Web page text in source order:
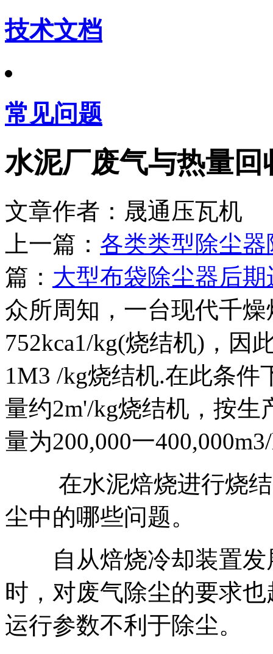
技术文档
常见问题
水泥厂废气与热量回
文章作者：晟通压瓦
上一篇： 各类类型除尘
篇： 大型布袋除尘器后
众所周知，一台现代千
752kca1/kg(烧结机)，因
1M3 /kg烧结机.在此条
量约2m'/kg烧结机，按
量为200,000一
在水泥焙烧进行烧结
尘中的哪些问题。
自从焙烧冷却装置发
时，对废气除尘的要求
运行参数不利于除尘。